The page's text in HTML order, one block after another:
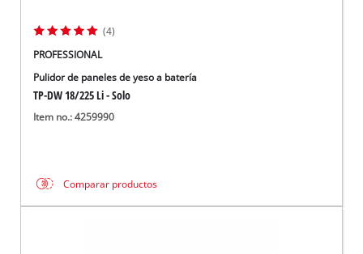
(4)
PROFESSIONAL
Pulidor de paneles de yeso a batería
TP-DW 18/225 Li - Solo
Item no.: 4259990
Comparar productos